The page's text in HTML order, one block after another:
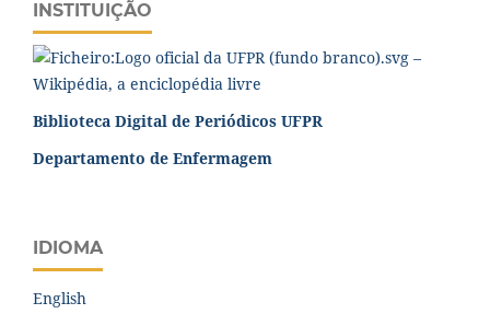
INSTITUIÇÃO
Biblioteca Digital de Periódicos UFPR
Departamento de Enfermagem
IDIOMA
English